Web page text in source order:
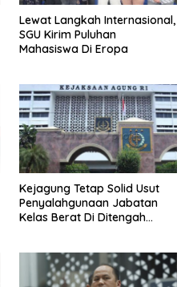
Lewat Langkah Internasional,
SGU Kirim Puluhan
Mahasiswa Di Eropa
Kejagung Tetap Solid Usut
Penyalahgunaan Jabatan
Kelas Berat Di Ditengah